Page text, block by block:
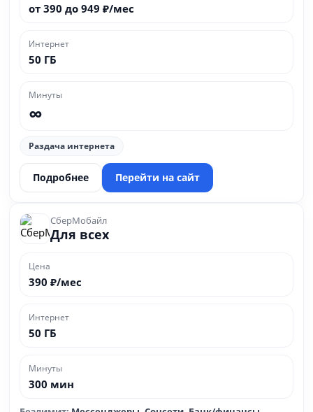
от 390 до 949 ₽/мес
Интернет
50 ГБ
Минуты
∞
Раздача интернета
Подробнее Перейти на сайт
СберМобайл
Для всех
Цена
390 ₽/мес
Интернет
50 ГБ
Минуты
300 мин